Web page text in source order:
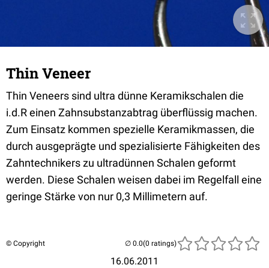
Thin Veneer
Thin Veneers sind ultra dünne Keramikschalen die
i.d.R einen Zahnsubstanzabtrag überflüssig machen.
Zum Einsatz kommen spezielle Keramikmassen, die
durch ausgeprägte und spezialisierte Fähigkeiten des
Zahntechnikers zu ultradünnen Schalen geformt
werden. Diese Schalen weisen dabei im Regelfall eine
geringe Stärke von nur 0,3 Millimetern auf.
© Copyright
16.06.2011
(0 ratings)